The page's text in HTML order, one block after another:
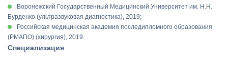
Воронежский Государственный Медицинский Университет им. Н.Н.
Бурденко (ультразвуковая диагностика), 2019;
Российская медицинская академия последипломного образования
(РМАПО) (хирургия), 2019.
Специализация